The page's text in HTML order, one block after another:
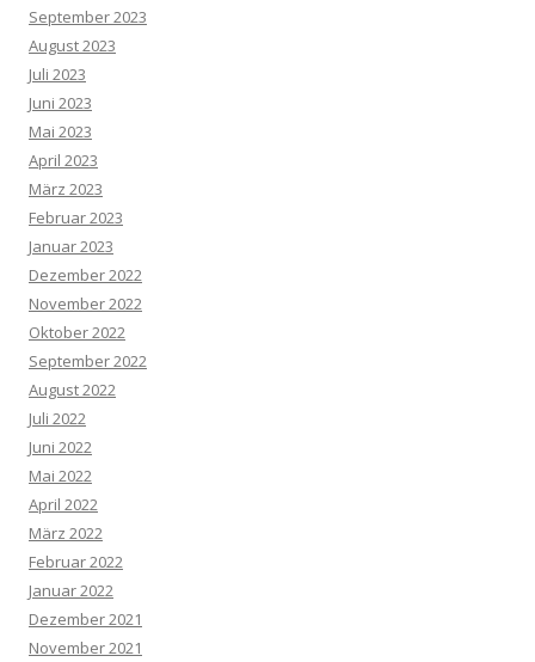
September 2023
August 2023
Juli 2023
Juni 2023
Mai 2023
April 2023
März 2023
Februar 2023
Januar 2023
Dezember 2022
November 2022
Oktober 2022
September 2022
August 2022
Juli 2022
Juni 2022
Mai 2022
April 2022
März 2022
Februar 2022
Januar 2022
Dezember 2021
November 2021